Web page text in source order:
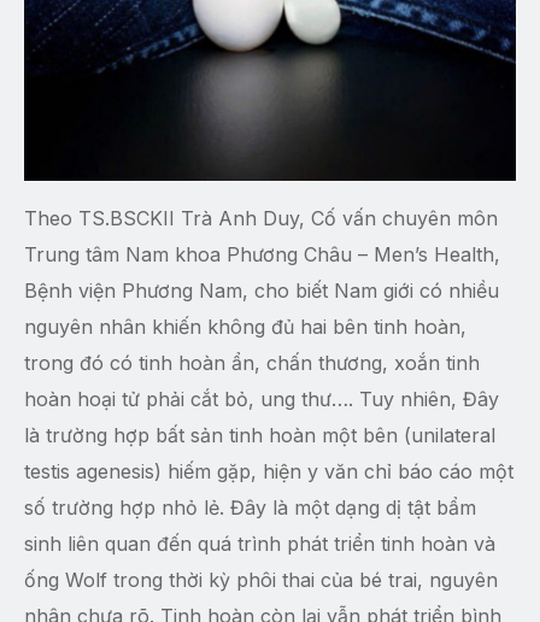
Theo TS.BSCKII Trà Anh Duy, Cố vấn chuyên môn
Trung tâm Nam khoa Phương Châu – Men’s Health,
Bệnh viện Phương Nam, cho biết Nam giới có nhiều
nguyên nhân khiến không đủ hai bên tinh hoàn,
trong đó có tinh hoàn ẩn, chấn thương, xoắn tinh
hoàn hoại tử phải cắt bỏ, ung thư…. Tuy nhiên, Đây
là trường hợp bất sản tinh hoàn một bên (unilateral
testis agenesis) hiếm gặp, hiện y văn chỉ báo cáo một
số trường hợp nhỏ lẻ. Đây là một dạng dị tật bẩm
sinh liên quan đến quá trình phát triển tinh hoàn và
ống Wolf trong thời kỳ phôi thai của bé trai, nguyên
nhân chưa rõ. Tinh hoàn còn lại vẫn phát triển bình